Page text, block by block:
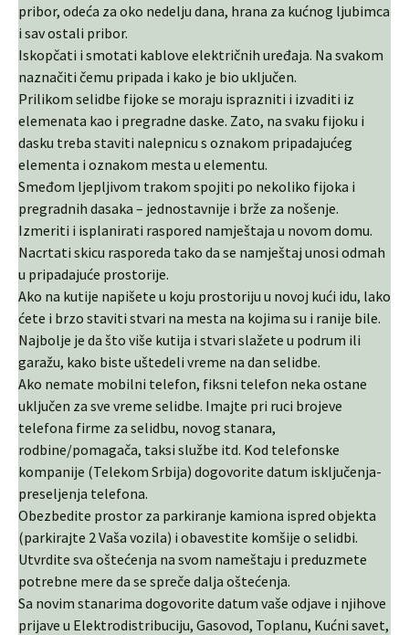
pribor, odeća za oko nedelju dana, hrana za kućnog ljubimca
i sav ostali pribor.
Iskopčati i smotati kablove električnih uređaja. Na svakom
naznačiti čemu pripada i kako je bio uključen.
Prilikom selidbe fijoke se moraju isprazniti i izvaditi iz
elemenata kao i pregradne daske. Zato, na svaku fijoku i
dasku treba staviti nalepnicu s oznakom pripadajućeg
elementa i oznakom mesta u elementu.
Smeđom ljepljivom trakom spojiti po nekoliko fijoka i
pregradnih dasaka – jednostavnije i brže za nošenje.
Izmeriti i isplanirati raspored namještaja u novom domu.
Nacrtati skicu rasporeda tako da se namještaj unosi odmah
u pripadajuće prostorije.
Ako na kutije napišete u koju prostoriju u novoj kući idu, lako
ćete i brzo staviti stvari na mesta na kojima su i ranije bile.
Najbolje je da što više kutija i stvari slažete u podrum ili
garažu, kako biste uštedeli vreme na dan selidbe.
Ako nemate mobilni telefon, fiksni telefon neka ostane
uključen za sve vreme selidbe. Imajte pri ruci brojeve
telefona firme za selidbu, novog stanara,
rodbine/pomagača, taksi službe itd. Kod telefonske
kompanije (Telekom Srbija) dogovorite datum isključenja-
preseljenja telefona.
Obezbedite prostor za parkiranje kamiona ispred objekta
(parkirajte 2 Vaša vozila) i obavestite komšije o selidbi.
Utvrdite sva oštećenja na svom nameštaju i preduzmete
potrebne mere da se spreče dalja oštećenja.
Sa novim stanarima dogovorite datum vaše odjave i njihove
prijave u Elektrodistribuciju, Gasovod, Toplanu, Kućni savet,